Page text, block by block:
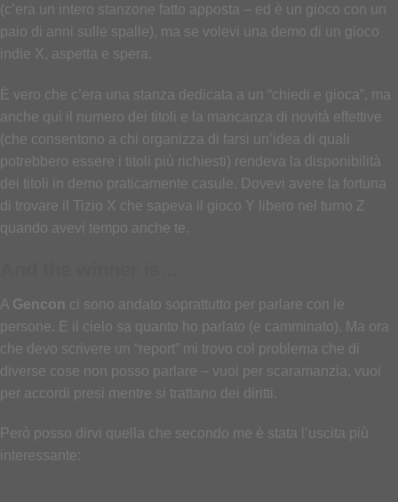
(c’era un intero stanzone fatto apposta – ed è un gioco con un
paio di anni sulle spalle), ma se volevi una demo di un gioco
indie X, aspetta e spera.
È vero che c’era una stanza dedicata a un “chiedi e gioca”, ma
anche qui il numero dei titoli e la mancanza di novità effettive
(che consentono a chi organizza di farsi un’idea di quali
potrebbero essere i titoli più richiesti) rendeva la disponibilità
dei titoli in demo praticamente casule. Dovevi avere la fortuna
di trovare il Tizio X che sapeva il gioco Y libero nel turno Z
quando avevi tempo anche te.
A Gencon ci sono andato soprattutto per parlare con le
persone. E il cielo sa quanto ho parlato (e camminato). Ma ora
che devo scrivere un “report” mi trovo col problema che di
diverse cose non posso parlare – vuoi per scaramanzia, vuoi
per accordi presi mentre si trattano dei diritti.
Però posso dirvi quella che secondo me è stata l’uscita più
interessante: